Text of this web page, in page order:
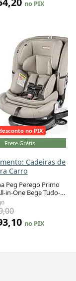
no PIX
no PIX
Frete Grátis
Cadeiras de
Carro
Peg Perego Primo
in-One Bege Tudo-
nascido a 54 kg
no PIX